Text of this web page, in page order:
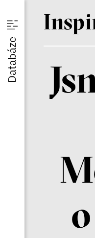
I
Databáze